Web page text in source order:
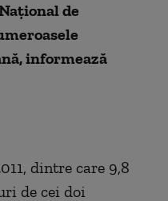
de
informează
dintre care 9,8
de cei doi